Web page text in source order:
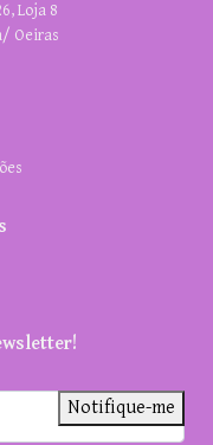
Loja 8
Oeiras
Notifique-me